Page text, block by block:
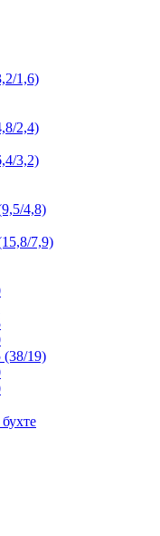
1,6)
2,4)
3,2)
4,8)
7,9)
(38/19)